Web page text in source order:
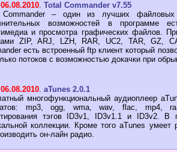
06.08.2010. Total Commander v7.55
Commander – один из лучших
возможностей в программе
и просмотра графических файлов.
ZIP, ARJ, LZH, RAR, UC2, TAR, GZ,
есть встроенный ftp клиент который
потоков с возможностью докачки при
06.08.2010. aTunes 2.0.1
многофункциональный аудиоплеер
mp3, ogg, wma, wav, flac, mp4, ra,
тэгов ID3v1, ID3v1.1 и ID3v2. В
коллекции. Кроме того aTunes умеет
он-лайн радио.